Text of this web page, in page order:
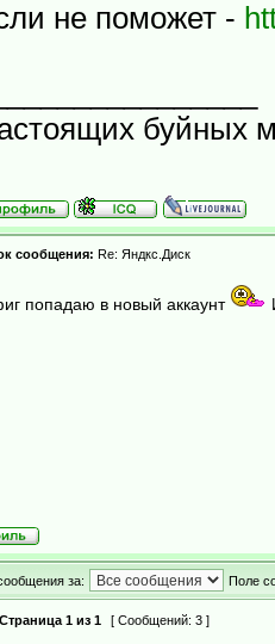
не поможет -
буйных
сообщения: Re: Яндкс.Диск
попадаю в новый аккаунт
за: Поле
Страница 1 из 1 [ Сообщений: 3 ]